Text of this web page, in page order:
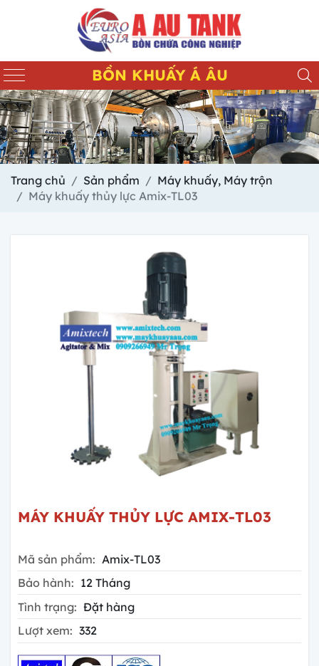
BỒN KHUẤY Á ÂU
Trang chủ Sản phẩm
Máy khuấy, Máy trộn
Máy khuấy thủy lực Amix-TL03
MÁY KHUẤY THỦY LỰC AMIX-TL03
Mã sản phẩm: Amix-TL03
Bảo hành: 12 Tháng
Tình trạng: Đặt hàng
Lượt xem: 332